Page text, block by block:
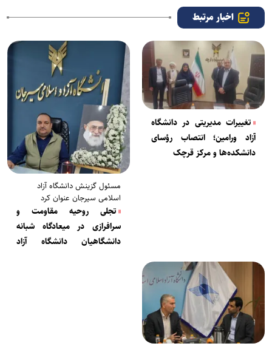
اخبار مرتبط
تغییرات مدیریتی در دانشگاه
آزاد ورامین؛ انتصاب رؤسای
دانشکده‌ها و مرکز قرچک
مسئول گزینش دانشگاه آزاد
اسلامی سیرجان عنوان کرد
تجلی روحیه مقاومت و
سرافرازی در میعادگاه شبانه
دانشگاهیان دانشگاه آزاد